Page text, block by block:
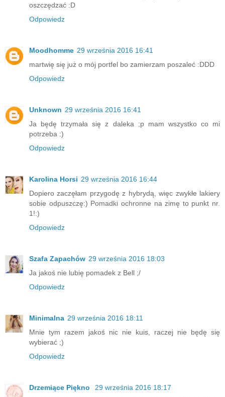
oszczędzać :D
Odpowiedz
Moodhomme 29 września 2016 16:41
martwię się już o mój portfel bo zamierzam poszaleć :DDD
Odpowiedz
Unknown 29 września 2016 16:41
Ja będę trzymała się z daleka ;p mam wszystko co mi
potrzeba :)
Odpowiedz
Karolina Horsi 29 września 2016 16:44
Dopiero zaczęłam przygodę z hybrydą, więc zwykłe lakiery
sobie odpuszczę:) Pomadki ochronne na zimę to punkt nr.
1!:)
Odpowiedz
Szafa Zapachów 29 września 2016 18:03
Ja jakoś nie lubię pomadek z Bell ;/
Odpowiedz
Minimalna 29 września 2016 18:11
Mnie tym razem jakoś nic nie kuis, raczej nie będę się
wybierać ;)
Odpowiedz
Drzemiące Piękno
29 września 2016 18:17